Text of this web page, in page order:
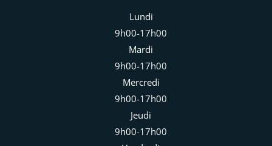
Lundi
9h00-17h00
Mardi
9h00-17h00
Mercredi
9h00-17h00
Jeudi
9h00-17h00